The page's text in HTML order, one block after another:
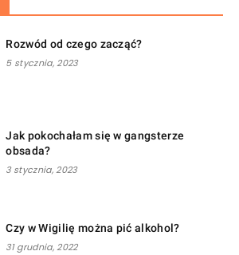
Rozwód od czego zacząć?
5 stycznia, 2023
Jak pokochałam się w gangsterze
obsada?
3 stycznia, 2023
Czy w Wigilię można pić alkohol?
31 grudnia, 2022